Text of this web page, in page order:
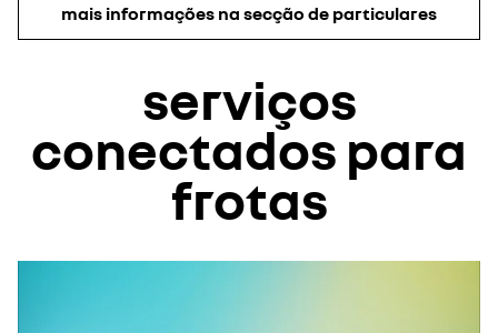
mais informações na secção de particulares
serviços
conectados para
frotas